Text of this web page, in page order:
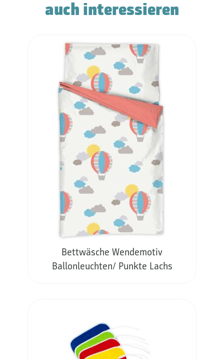
auch interessieren
Bettwäsche Wendemotiv
Ballonleuchten/ Punkte Lachs